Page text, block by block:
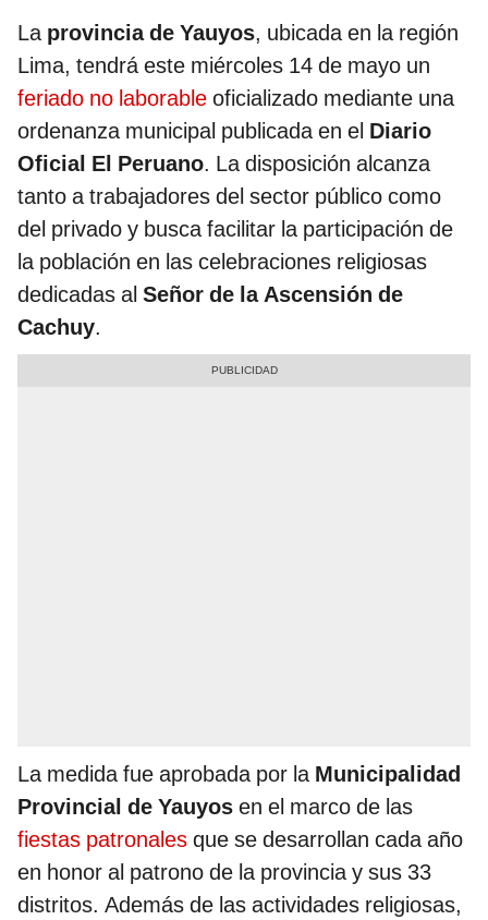
La provincia de Yauyos, ubicada en la región
Lima, tendrá este miércoles 14 de mayo un
feriado no laborable oficializado mediante una
ordenanza municipal publicada en el Diario
Oficial El Peruano. La disposición alcanza
tanto a trabajadores del sector público como
del privado y busca facilitar la participación de
la población en las celebraciones religiosas
dedicadas al Señor de la Ascensión de
Cachuy.
La medida fue aprobada por la Municipalidad
Provincial de Yauyos en el marco de las
fiestas patronales que se desarrollan cada año
en honor al patrono de la provincia y sus 33
distritos. Además de las actividades religiosas,